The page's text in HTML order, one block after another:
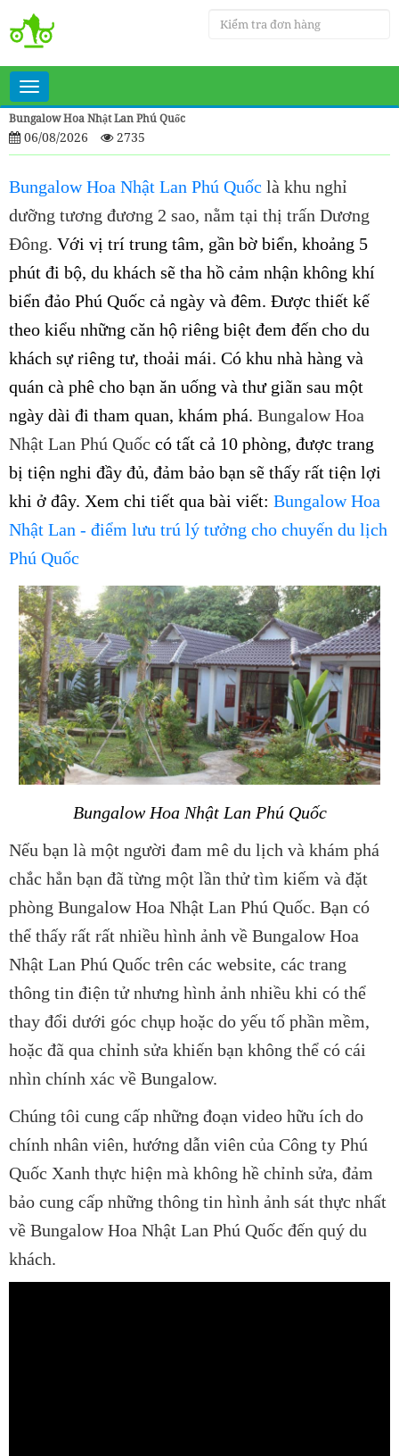
Toggle
navigation
Bungalow Hoa Nhật Lan Phú Quốc
06/08/2026 2735
Bungalow Hoa Nhật Lan Phú Quốc là khu nghỉ
dưỡng tương đương 2 sao, nằm tại thị trấn Dương
Đông. Với vị trí trung tâm, gần bờ biển, khoảng 5
phút đi bộ, du khách sẽ tha hồ cảm nhận không khí
biển đảo Phú Quốc cả ngày và đêm. Được thiết kế
theo kiểu những căn hộ riêng biệt đem đến cho du
khách sự riêng tư, thoải mái. Có khu nhà hàng và
quán cà phê cho bạn ăn uống và thư giãn sau một
ngày dài đi tham quan, khám phá. Bungalow Hoa
Nhật Lan Phú Quốc có tất cả 10 phòng, được trang
bị tiện nghi đầy đủ, đảm bảo bạn sẽ thấy rất tiện lợi
khi ở đây. Xem chi tiết qua bài viết: Bungalow Hoa
Nhật Lan - điểm lưu trú lý tưởng cho chuyến du lịch
Phú Quốc
Bungalow Hoa Nhật Lan Phú Quốc
Nếu bạn là một người đam mê du lịch và khám phá
chắc hẳn bạn đã từng một lần thử tìm kiếm và đặt
phòng Bungalow Hoa Nhật Lan Phú Quốc. Bạn có
thể thấy rất rất nhiều hình ảnh về Bungalow Hoa
Nhật Lan Phú Quốc trên các website, các trang
thông tin điện tử nhưng hình ảnh nhiều khi có thể
thay đổi dưới góc chụp hoặc do yếu tố phần mềm,
hoặc đã qua chỉnh sửa khiến bạn không thể có cái
nhìn chính xác về Bungalow.
Chúng tôi cung cấp những đoạn video hữu ích do
chính nhân viên, hướng dẫn viên của Công ty Phú
Quốc Xanh thực hiện mà không hề chỉnh sửa, đảm
bảo cung cấp những thông tin hình ảnh sát thực nhất
về Bungalow Hoa Nhật Lan Phú Quốc đến quý du
khách.